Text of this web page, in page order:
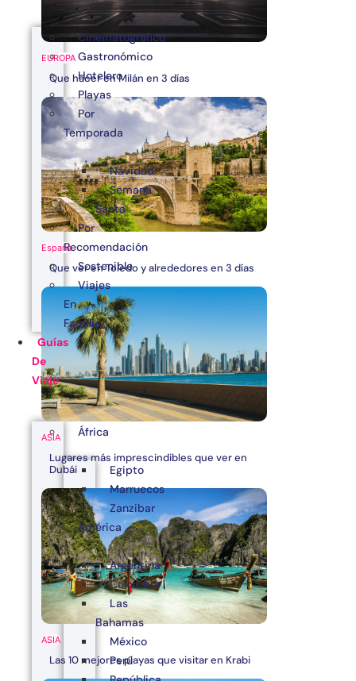
EUROPA
Que hacer en Milán en 3 días
España
Que ver en Toledo y alrededores en 3 días
ASIA
Lugares más imprescindibles que ver en
Dubái
ASIA
Las 10 mejores playas que visitar en Krabi
Cinematográfico
Gastronómico
Hotelero
Playas
Por
Temporada
Navidad
Semana
Santa
Por
Recomendación
Sostenible
Viajes
En
Familia
Guías
De
Viaje
África
Egipto
Marruecos
Zanzibar
América
Argentina
Colombia
Las
Bahamas
México
Perú